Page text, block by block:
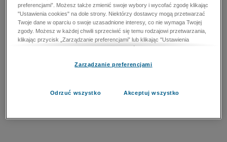
preferencjami”. Możesz także zmienić swoje wybory i wycofać zgodę klikając
"Ustawienia cookies" na dole strony. Niektórzy dostawcy mogą przetwarzać
Twoje dane w oparciu o swoje uzasadnione interesy, co nie wymaga Twojej
zgody. Możesz w każdej chwili sprzeciwić się temu rodzajowi przetwarzania,
klikając przycisk „Zarządzanie preferencjami” lub klikając "Ustawienia
cookies" na dole strony. Nie możesz sprzeciwić się przetwarzaniu przez
zapobiegania oszustwom i naprawiania błędów, a w tym celu mogą zostać
przetwarzaniu danych osobowych w celu dostarczania i prezentacji reklam i
Zarządzanie preferencjami
Odrzuć wszystko Akceptuj wszystko